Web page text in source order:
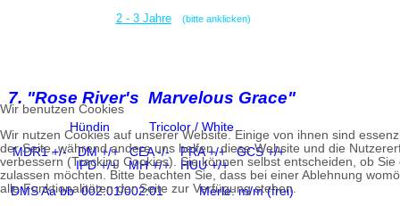
2 - 3 Jahre(bitte anklicken)
7. "Rose River's Marvelous Grace"
Hündin Tricolor / White
MDR1 +/-DM +/+ CEA -/-
PRA +/+ GCS +/+
IPD +/+MH +/+ HUU +/+
DMS Aa bb002:01/002:01
Merle: m/m (frei)
Wir benutzen Cookies
Wir nutzen Cookies auf unserer Website. Einige von ihnen sind
der Seite, während andere uns helfen, diese Website und die
verbessern (Tracking Cookies). Sie können selbst entscheiden, ob Sie
zulassen möchten. Bitte beachten Sie, dass bei einer Ablehnung
alle Funktionalitäten der Seite zur Verfügung stehen.